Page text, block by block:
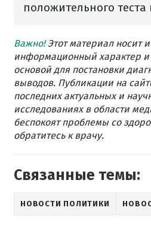
положительного теста
Важно!Этот материал носит
информационный характер и
основой для постановки
выводов. Публикации на
последних актуальных и
исследованиях в области
беспокоят проблемы со
обратитесь к врачу.
Связанные темы:
НОВОСТИ ПОЛИТИКИ